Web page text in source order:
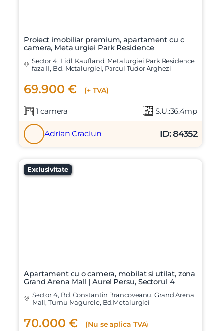
Proiect imobiliar premium, apartament cu o
camera, Metalurgiei Park Residence
Sector 4, Lidl, Kaufland, Metalurgiei Park Residence
faza II, Bd. Metalurgiei, Parcul Tudor Arghezi
69.900 € (+ TVA)
1 camera S.U.:36.4mp
Adrian Craciun ID: 84352
Exclusivitate
Apartament cu o camera, mobilat si utilat, zona
Grand Arena Mall | Aurel Persu, Sectorul 4
Sector 4, Bd. Constantin Brancoveanu, Grand Arena
Mall, Turnu Magurele, Bd.Metalurgiei
70.000 € (Nu se aplica TVA)